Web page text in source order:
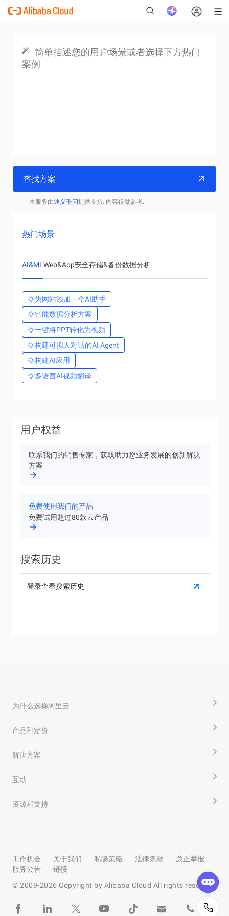
查找方案
本服务由通义千问提供支持. 内容仅做参考.
热门场景
AI&ML Web&App安全存储&备份数据分析
为网站添加一个AI助手
智能数据分析方案
一键将PPT转化为视频
构建可拟人对话的AI Agent
构建AI应用
多语言AI视频翻译
用户权益
联系我们的销售专家，获取助力您业务发展的创新解决
方案
免费使用我们的产品
免费试用超过80款云产品
搜索历史
登录查看搜索历史
为什么选择阿里云
产品和定价
解决方案
互动
资源和支持
工作机会 关于我们 私隐策略 法律条款
廉正举报
服务公告
链接
© 2009-2026 Copyright by Alibaba Cloud All rights reserved